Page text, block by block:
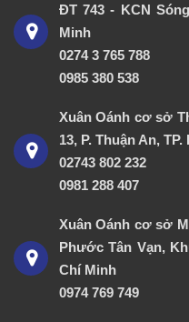
ĐT 743 - KCN
Minh
0274 3 765 788
0985 380 538
Xuân Oánh cơ sở
13, P. Thuận An,
02743 802 232
0981 288 407
Xuân Oánh cơ sở
Phước Tân Vạn,
Chí Minh
0974 769 749